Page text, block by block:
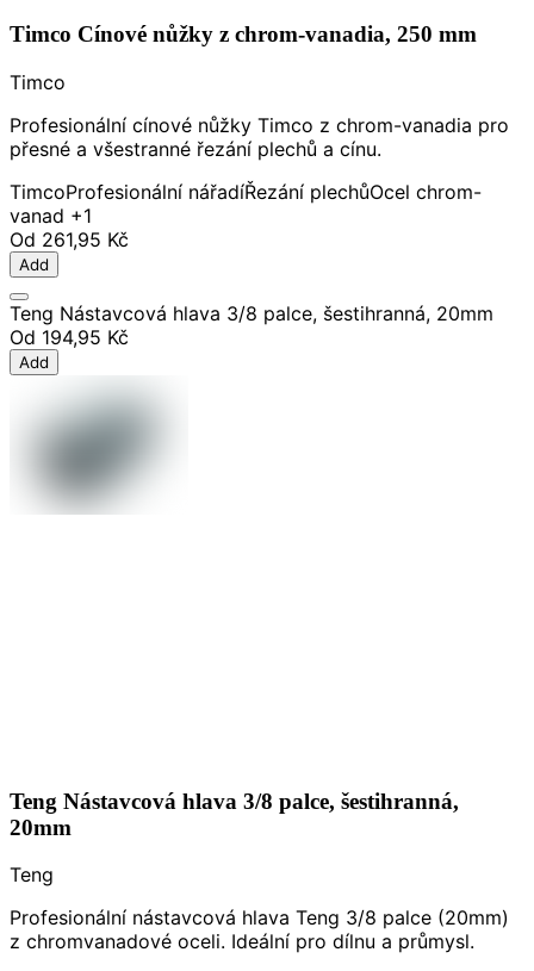
Timco Cínové nůžky z chrom-vanadia, 250 mm
Timco
Profesionální cínové nůžky Timco z chrom-vanadia pro
přesné a všestranné řezání plechů a cínu.
TimcoProfesionální nářadíŘezání plechůOcel chrom-
vanad +1
Od 261,95 Kč
Add
Teng Nástavcová hlava 3/8 palce, šestihranná, 20mm
Od 194,95 Kč
Add
Teng Nástavcová hlava 3/8 palce, šestihranná,
20mm
Teng
Profesionální nástavcová hlava Teng 3/8 palce (20mm)
z chromvanadové oceli. Ideální pro dílnu a průmysl.